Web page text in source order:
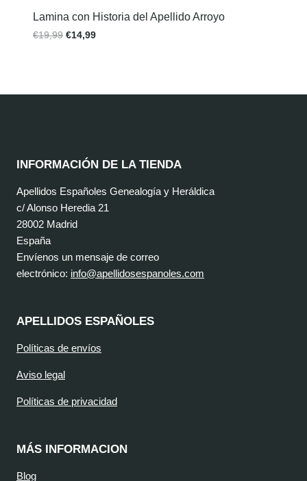
Lamina con Historia del Apellido Arroyo
€19,99 €14,99
INFORMACIÓN DE LA TIENDA
Apellidos Españoles Genealogía y Heráldica
c/ Alonso Heredia 21
28002 Madrid
España
Envíenos un mensaje de correo
electrónico: info@apellidosespanoles.com
APELLIDOS ESPAÑOLES
Políticas de envíos
Aviso legal
Políticas de privacidad
MÁS INFORMACION
Blog